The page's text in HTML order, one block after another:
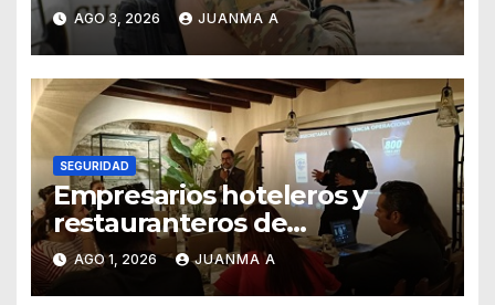
afirmó titular de SSCG
AGO 3, 2026 JUANMA A
SEGURIDAD
Empresarios hoteleros y
restauranteros de
Guanajuato buscan frenar
intentos de extorsión
AGO 1, 2026 JUANMA A